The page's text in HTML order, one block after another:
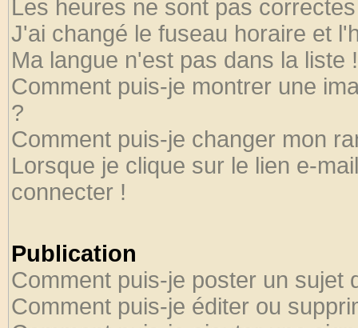
Les heures ne sont pas
J'ai changé le fuseau horaire et
Ma langue n'est pas dans la liste !
Comment puis-je montrer une
?
Comment puis-je changer mon
Lorsque je clique sur le lien e-
connecter !
Publication
Comment puis-je poster un sujet
Comment puis-je éditer ou